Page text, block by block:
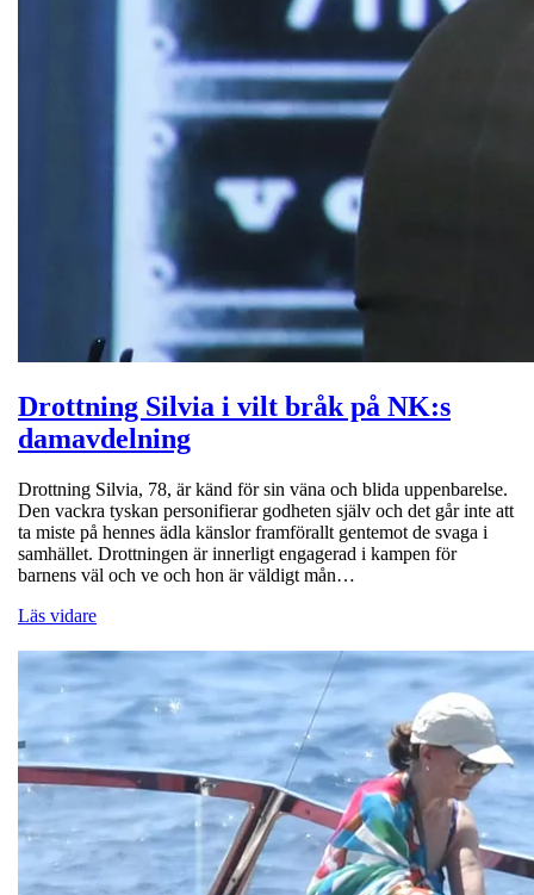
Drottning Silvia i vilt bråk på NK:s
damavdelning
Drottning Silvia, 78, är känd för sin väna och blida uppenbarelse.
Den vackra tyskan personifierar godheten själv och det går inte att
ta miste på hennes ädla känslor framförallt gentemot de svaga i
samhället. Drottningen är innerligt engagerad i kampen för
barnens väl och ve och hon är väldigt mån…
Läs vidare